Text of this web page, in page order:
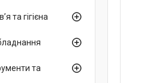
та гігієна
та